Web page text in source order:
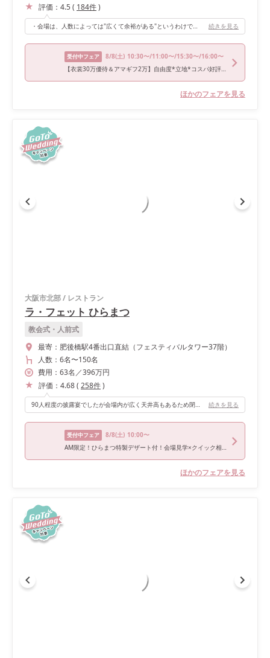
評価： 4.5( 184件)
・会場は、人数によっては"広くて余裕がある"というわけではなかったですが、天井がとても高く開放的でした！ ・ゲストとの距離感も近く、アットホームな雰囲気を希望していたのでピッタリでした。 ・螺旋階段があって階段からの入場が出来たり、舞台もあるので余興などもしやすかったです。 続きを見る
受付中フェア 8/8(土) 10:30〜/11:00〜/15:30〜/16:00〜
【衣裳30万優待＆アマギフ2万】自由度*立地*コスパ好評フェア★
ほかのフェアを見る
大阪市北部/ レストラン
ラ・フェット ひらまつ
教会式・人前式
最寄： 肥後橋駅4番出口直結（フェスティバルタワー37階）
人数： 6名〜150名
費用： 63名 ／396万円
評価： 4.68( 258件)
90人程度の披露宴でしたが会場内が広く天井高もあるため閉鎖的な印象はなく、ゲストの間を通るときも決して狭いと感じたりすることはありませんでした。 「おもてなし」をサブテーマとして考えていたのですが、食事が美味しいことはもちろん、利き手側にカトラリーがセットされていたりドリンクのサーブタイミングが完璧だったりと、レストランウェディングならではのサービスにとても感動しました。 また、プランナーさんを含めたスタッフの皆さんもとても親身になってくれ「良いものを一緒につくりましょう！」という思いにあふれているのが伝わってきました。そしてアイテムの持ち込みにも対応しているところは、こだわりの強い花嫁さんにもとってもお勧めなポイントだと思います。 続きを見る
受付中フェア 8/8(土) 10:00〜
AM限定！ひらまつ特製デザート付！会場見学×クイック相談会
ほかのフェアを見る